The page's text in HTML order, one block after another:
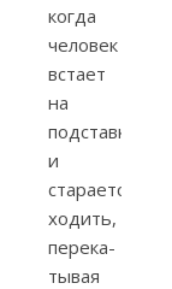
когда
человек
встает
на
подставку
и
старается
ходить,
перека­
тывая